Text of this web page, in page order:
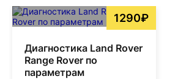
1290₽
Диагностика Land Rover
Range Rover по
параметрам